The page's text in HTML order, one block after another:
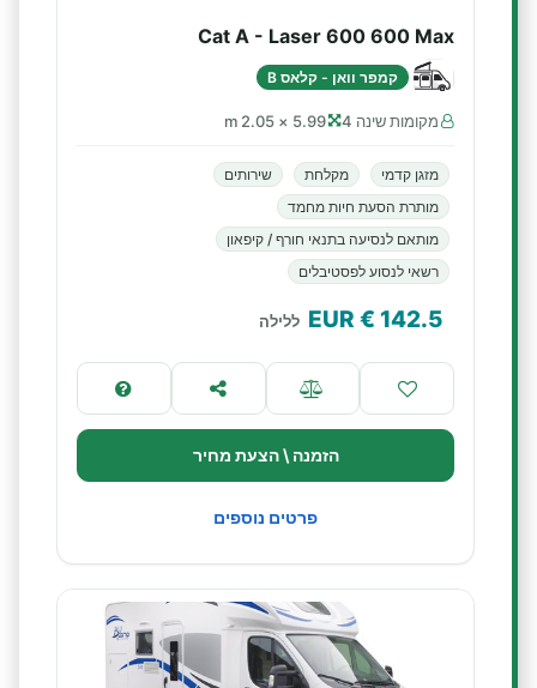
Cat A - Laser 600 600 Max
קמפר וואן - קלאס B
מקומות שינה 4 5.99 × 2.05 m
מזגן קדמי מקלחת
שירותים
מותרת הסעת חיות מחמד
מותאם לנסיעה בתנאי חורף / קיפאון
רשאי לנסוע לפסטיבלים
142.5
€ EUR ללילה
הזמנה \ הצעת מחיר
פרטים נוספים